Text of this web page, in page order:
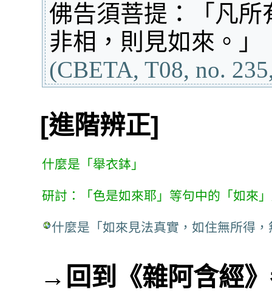
佛告須菩提：「凡
非相，則見如來。」
(CBETA, T08, no.
[進階辨正]
什麼是「舉衣鉢」
研討：「色是如來耶」等句中的「如來
什麼是「如來見法真實，如住無所得
→ 回到《雜阿含經